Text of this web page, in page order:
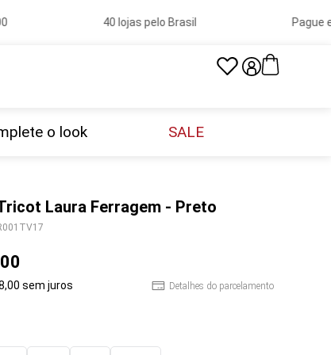
40 lojas pelo Brasil Pague
o look SALE
Laura Ferragem - Preto
00
,00 sem juros Detalhes do parcelamento